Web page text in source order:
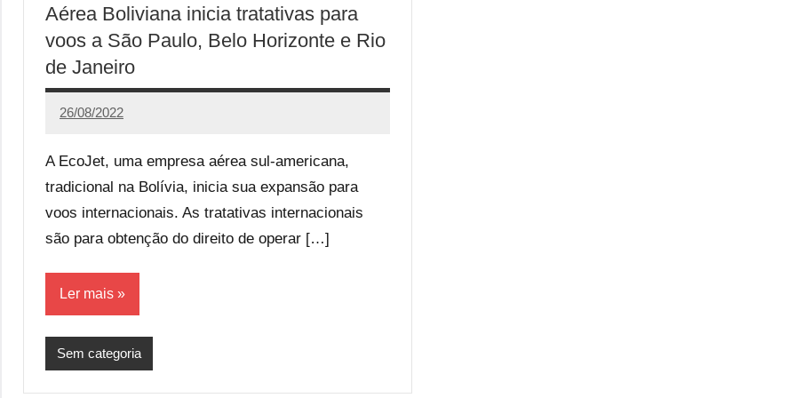
Aérea Boliviana inicia tratativas para
voos a São Paulo, Belo Horizonte e Rio
de Janeiro
26/08/2022
Redação
2
A EcoJet, uma empresa aérea sul-americana,
tradicional na Bolívia, inicia sua expansão para
voos internacionais. As tratativas internacionais
são para obtenção do direito de operar […]
Ler mais
Sem categoria